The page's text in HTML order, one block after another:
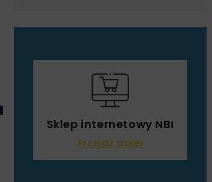
Sklep internetowy NBI
Przejdź dalej